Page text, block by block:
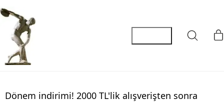
Dönem indirimi! 2000 TL'lik alışverişten sonra